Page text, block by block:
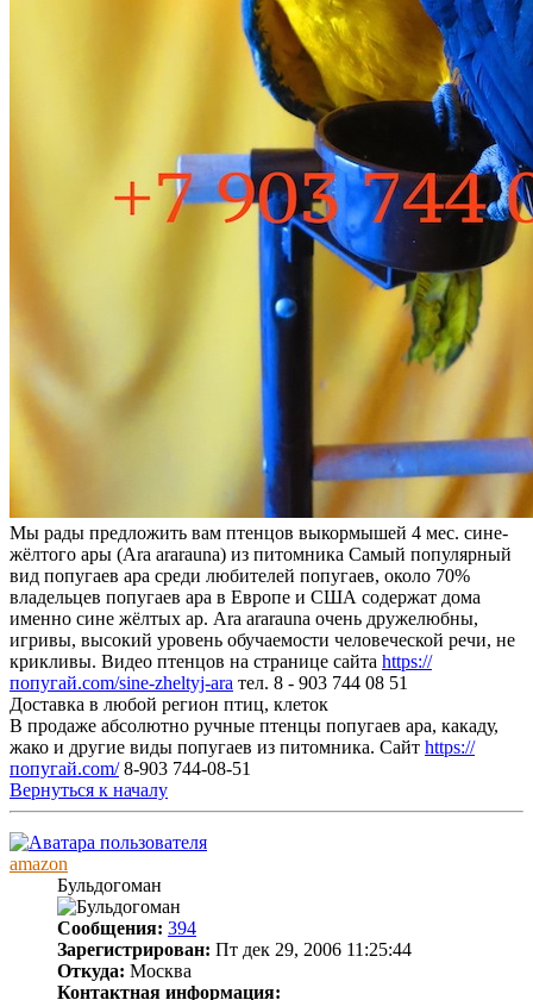
Мы рады предложить вам птенцов выкормышей 4 мес. сине-
жёлтого ары (Ara ararauna) из питомника Самый популярный
вид попугаев ара среди любителей попугаев, около 70%
владельцев попугаев ара в Европе и США содержат дома
именно сине жёлтых ар. Ara ararauna очень дружелюбны,
игривы, высокий уровень обучаемости человеческой речи, не
крикливы. Видео птенцов на странице сайта https://
попугай.com/sine-zheltyj-ara тел. 8 - 903 744 08 51
Доставка в любой регион птиц, клеток
В продаже абсолютно ручные птенцы попугаев ара, какаду,
жако и другие виды попугаев из питомника. Сайт https://
попугай.com/8-903 744-08-51
Вернуться к началу
amazon
Бульдогоман
Сообщения: 394
Зарегистрирован: Пт дек 29, 2006 11:25:44
Откуда: Москва
Контактная информация: